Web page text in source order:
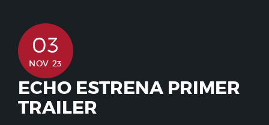
03
NOV 23
ECHO ESTRENA PRIMER
TRAILER